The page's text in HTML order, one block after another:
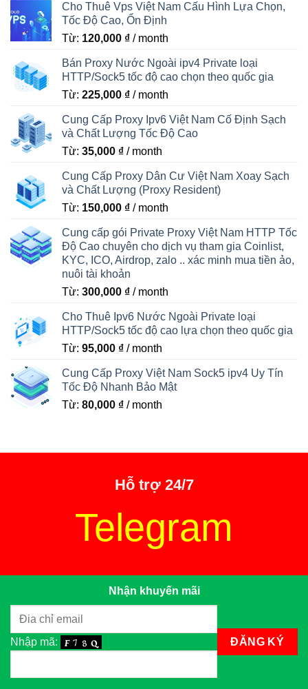
Cho Thuê Vps Việt Nam Cấu Hình Lựa Chọn,
Tốc Độ Cao, Ổn Định
Từ: 120,000 ₫ / month
Bán Proxy Nước Ngoài ipv4 Private loại
HTTP/Sock5 tốc độ cao chọn theo quốc gia
Từ: 225,000 ₫ / month
Cung Cấp Proxy Ipv6 Việt Nam Cố Định Sạch
và Chất Lượng Tốc Độ Cao
Từ: 35,000 ₫ / month
Cung Cấp Proxy Dân Cư Việt Nam Xoay Sạch
và Chất Lượng (Proxy Resident)
Từ: 150,000 ₫ / month
Cung cấp gói Private Proxy Việt Nam HTTP Tốc
Độ Cao chuyên cho dịch vụ tham gia Coinlist,
KYC, ICO, Airdrop, zalo .. xác minh mua tiền ảo,
nuôi tài khoản
Từ: 300,000 ₫ / month
Cho Thuê Ipv6 Nước Ngoài Private loại
HTTP/Sock5 tốc độ cao lựa chọn theo quốc gia
Từ: 95,000 ₫ / month
Cung Cấp Proxy Việt Nam Sock5 ipv4 Uy Tín
Tốc Độ Nhanh Bảo Mật
Từ: 80,000 ₫ / month
Hỗ trợ 24/7
Telegram
Nhận khuyến mãi
Nhập mã: